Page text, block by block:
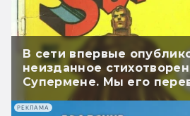
В сети впервые
неизданное
Супермене. Мы его
РЕКЛАМА